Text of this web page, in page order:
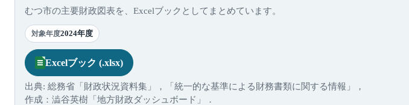
むつ市の主要財政図表を、Excelブックとしてまとめています。
対象年度2024年度
Excelブック (.xlsx)
出典: 総務省「財政状況資料集」，「統一的な基準による財務書類に関する情報」，
作成：澁谷英樹「地方財政ダッシュボード」．